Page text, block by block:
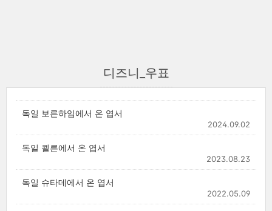
디즈니_우표
독일 보른하임에서 온 엽서
2024.09.02
독일 쾰른에서 온 엽서
2023.08.23
독일 슈타데에서 온 엽서
2022.05.09